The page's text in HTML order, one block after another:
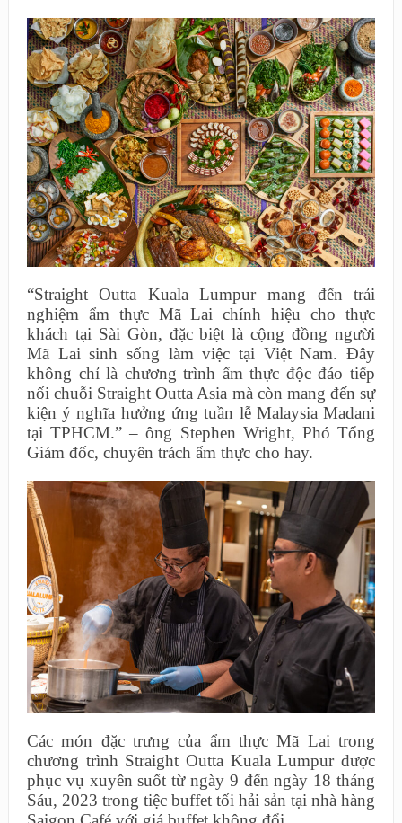
“Straight Outta Kuala Lumpur mang đến trải
nghiệm ẩm thực Mã Lai chính hiệu cho thực
khách tại Sài Gòn, đặc biệt là cộng đồng người
Mã Lai sinh sống làm việc tại Việt Nam. Đây
không chỉ là chương trình ẩm thực độc đáo tiếp
nối chuỗi Straight Outta Asia mà còn mang đến sự
kiện ý nghĩa hưởng ứng tuần lễ Malaysia Madani
tại TPHCM.” – ông Stephen Wright, Phó Tổng
Giám đốc, chuyên trách ẩm thực cho hay.
Các món đặc trưng của ẩm thực Mã Lai trong
chương trình Straight Outta Kuala Lumpur được
phục vụ xuyên suốt từ ngày 9 đến ngày 18 tháng
Sáu, 2023 trong tiệc buffet tối hải sản tại nhà hàng